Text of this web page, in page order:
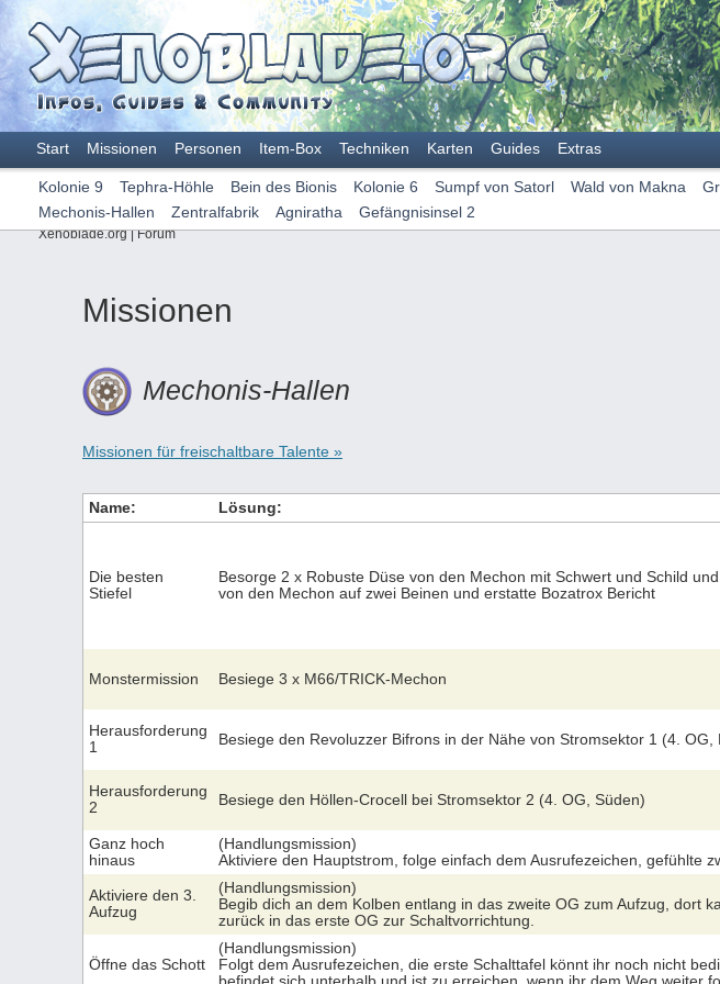
Start Missionen Personen Item-Box Techniken Karten Guides Extras
Kolonie 9 Tephra-Höhle Bein des Bionis Kolonie 6 Sumpf von Satorl Wald von Makna
Mechonis-Hallen
Zentralfabrik Agniratha Gefängnisinsel 2
Xenoblade.org|Forum
Missionen
Mechonis-Hallen
Missionen für freischaltbare Talente »
Name: Lösung:
Die besten
Stiefel
Besorge 2 x Robuste Düse von den Mechon mit Schwert und Schild
von den Mechon auf zwei Beinen und erstatte Bozatrox Bericht
Monstermission Besiege 3 x M66/TRICK-Mechon
Herausforderung
1
Besiege den Revoluzzer Bifrons in der Nähe von Stromsektor 1 (4. OG,
Herausforderung
2
Besiege den Höllen-Crocell bei Stromsektor 2 (4. OG, Süden)
Ganz hoch
hinaus
(Handlungsmission)
Aktiviere den Hauptstrom, folge einfach dem Ausrufezeichen, gefühlte
Aktiviere den 3.
Aufzug
(Handlungsmission)
Begib dich an dem Kolben entlang in das zweite OG zum Aufzug, dort
zurück in das erste OG zur Schaltvorrichtung.
Öffne das Schott
(Handlungsmission)
Folgt dem Ausrufezeichen, die erste Schalttafel könnt ihr noch nicht